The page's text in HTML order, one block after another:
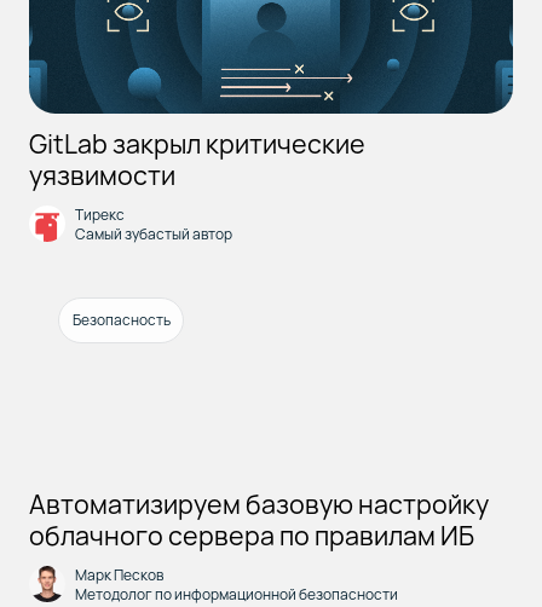
GitLab закрыл критические
уязвимости
Тирекс
Самый зубастый автор
Безопасность
Автоматизируем базовую настройку
облачного сервера по правилам ИБ
Марк Песков
Методолог по информационной безопасности